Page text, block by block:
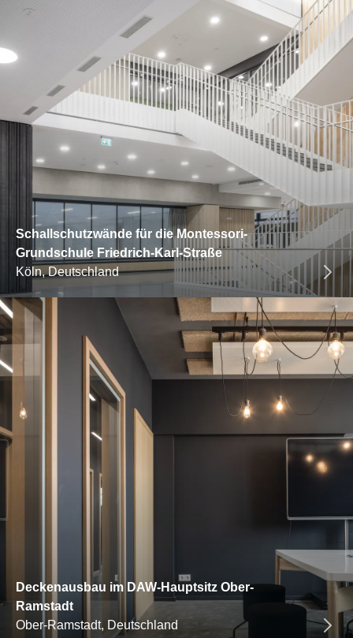
Schallschutzwände für die Montessori-
Grundschule Friedrich-Karl-Straße
Köln, Deutschland
Deckenausbau im DAW-Hauptsitz Ober-
Ramstadt
Ober-Ramstadt, Deutschland